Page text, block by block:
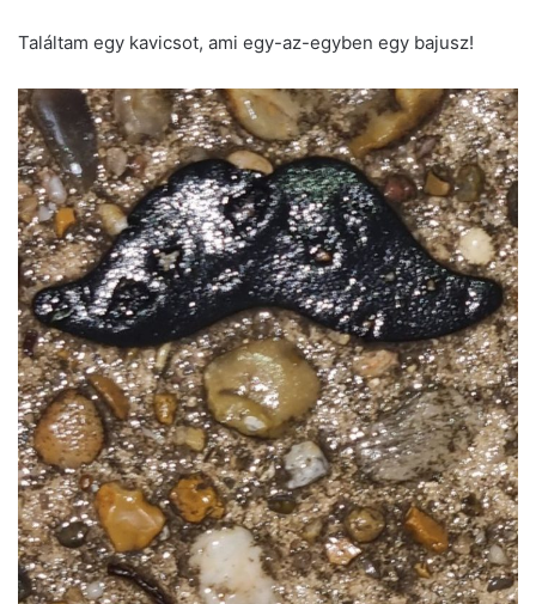
Találtam egy kavicsot, ami egy-az-egyben egy bajusz!